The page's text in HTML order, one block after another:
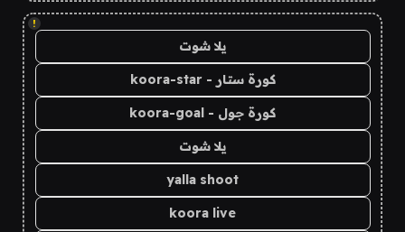
!
يلا شوت
كورة ستار - koora-star
كورة جول - koora-goal
يلا شوت
yalla shoot
koora live